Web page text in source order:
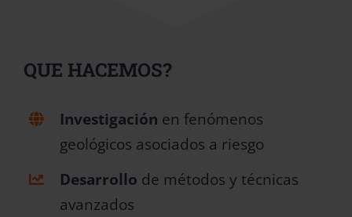
QUE HACEMOS?
Investigación en fenómenos
geológicos asociados a riesgo
Desarrollo de métodos y técnicas
avanzados